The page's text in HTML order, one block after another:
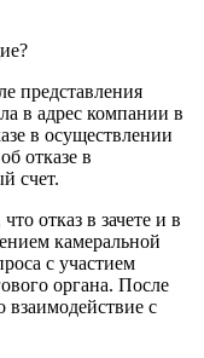
представления
в адрес компании в
в осуществлении
отказе в
счет.
отказ в зачете и в
камеральной
с участием
органа. После
взаимодействие с